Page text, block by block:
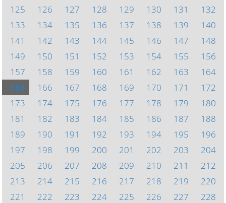
125
126 127 128 129 130 131
132
133
134 135 136 137 138 139
140
141
142 143 144 145 146 147
148
149
150 151 152 153 154 155
156
157
158 159 160 161 162 163
164
165
166 167 168 169 170 171
172
173
174 175 176 177 178 179
180
181
182 183 184 185 186 187
188
189
190 191 192 193 194 195
196
197
198 199 200 201 202 203
204
205
206 207 208 209 210 211
212
213
214 215 216 217 218 219
220
221
222 223 224 225 226 227
228